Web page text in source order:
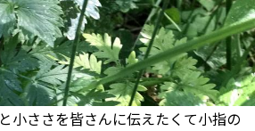
小ささを皆さんに伝えたくて小指の